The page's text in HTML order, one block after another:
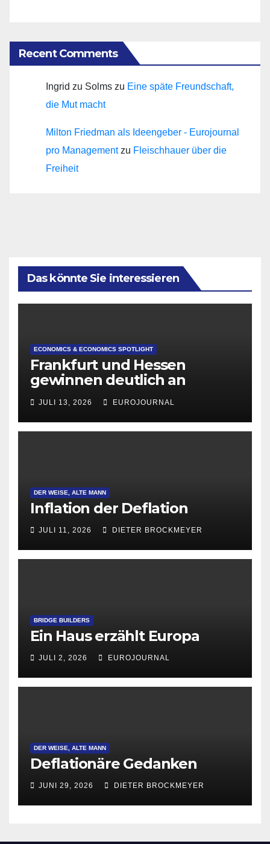
Recent Comments
Ingrid zu Solms zu Eine späte Freundschaft,
die Mut macht
Milton Friedman als Ideengeber - Eurojournal
pro Managementzu Fleischhauer über die
Freiheit
Das könnte Sie interessieren
ECONOMICS & ECONOMICS SPOTLIGHT
Frankfurt und Hessen
gewinnen deutlich an
Attraktivität für Startup-
Gründungen
JULI 13, 2026 EUROJOURNAL
DER WEISE, ALTE MANN
Inflation der Deflation
JULI 11, 2026 DIETER BROCKMEYER
BRIDGE BUILDERS
Ein Haus erzählt Europa
JULI 2, 2026 EUROJOURNAL
DER WEISE, ALTE MANN
Deflationäre Gedanken
JUNI 29, 2026 DIETER BROCKMEYER